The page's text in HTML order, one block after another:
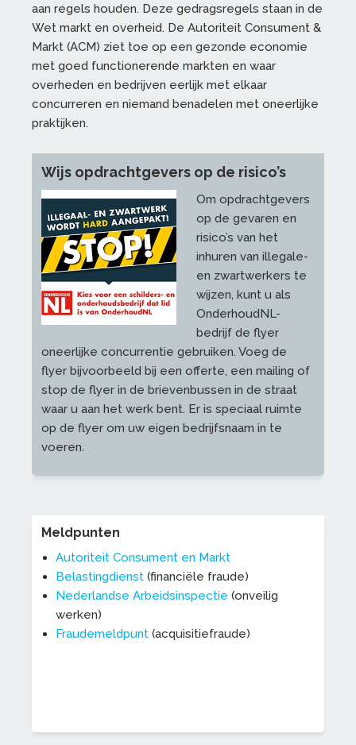
aan regels houden. Deze gedragsregels staan in de
Wet markt en overheid. De Autoriteit Consument &
Markt (ACM) ziet toe op een gezonde economie
met goed functionerende markten en waar
overheden en bedrijven eerlijk met elkaar
concurreren en niemand benadelen met oneerlijke
praktijken.
Wijs opdrachtgevers op de risico’s
Om opdrachtgevers
op de gevaren en
risico’s van het
inhuren van illegale-
en zwartwerkers te
wijzen, kunt u als
OnderhoudNL-
bedrijf de flyer
oneerlijke concurrentie gebruiken. Voeg de
flyer bijvoorbeeld bij een offerte, een mailing of
stop de flyer in de brievenbussen in de straat
waar u aan het werk bent. Er is speciaal ruimte
op de flyer om uw eigen bedrijfsnaam in te
voeren.
Meldpunten
Autoriteit Consument en Markt
Belastingdienst(financiële fraude)
Nederlandse Arbeidsinspectie (onveilig
werken)
Fraudemeldpunt(acquisitiefraude)